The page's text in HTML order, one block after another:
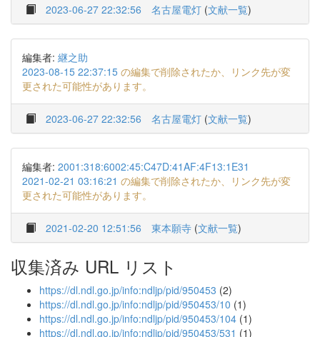
2023-06-27 22:32:56 名古屋電灯 (文献一覧)
編集者: 継之助
2023-08-15 22:37:15 の編集で削除されたか、リンク先が変
更された可能性があります。
2023-06-27 22:32:56 名古屋電灯 (文献一覧)
編集者: 2001:318:6002:45:C47D:41AF:4F13:1E31
2021-02-21 03:16:21 の編集で削除されたか、リンク先が変
更された可能性があります。
2021-02-20 12:51:56 東本願寺 (文献一覧)
収集済み URL リスト
https://dl.ndl.go.jp/info:ndljp/pid/950453 (2)
https://dl.ndl.go.jp/info:ndljp/pid/950453/10 (1)
https://dl.ndl.go.jp/info:ndljp/pid/950453/104 (1)
https://dl.ndl.go.jp/info:ndljp/pid/950453/531 (1)